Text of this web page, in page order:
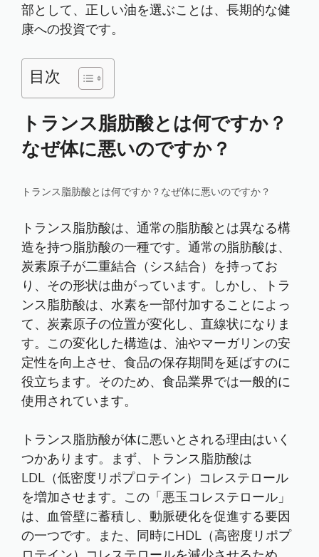
部として、正しい油を選ぶことは、長期的な健
康への投資です。
目次
トランス脂肪酸とは何ですか？
なぜ体に悪いのですか？
トランス脂肪酸とは何ですか？なぜ体に悪いのですか？
トランス脂肪酸は、通常の脂肪酸とは異なる構
造を持つ脂肪酸の一種です。通常の脂肪酸は、
炭素原子が二重結合（シス結合）を持ってお
り、その形状は曲がっています。しかし、トラ
ンス脂肪酸は、水素を一部付加することによっ
て、炭素原子の位置が変化し、直線状になりま
す。この変化した構造は、油やマーガリンの安
定性を向上させ、食品の保存期間を延ばすのに
役立ちます。そのため、食品業界では一般的に
使用されています。
トランス脂肪酸が体に悪いとされる理由はいく
つかあります。まず、トランス脂肪酸は
LDL（低密度リポプロテイン）コレステロール
を増加させます。この「悪玉コレステロール」
は、血管壁に蓄積し、動脈硬化を促進する要因
の一つです。また、同時にHDL（高密度リポプ